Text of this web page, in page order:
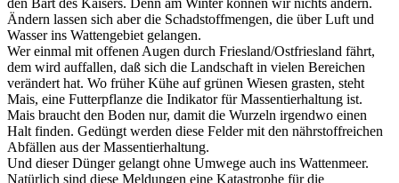
den Bart des Kaisers. Denn am Winter können wir nichts ändern.
Ändern lassen sich aber die Schadstoffmengen, die über Luft und
Wasser ins Wattengebiet gelangen.
Wer einmal mit offenen Augen durch Friesland/Ostfriesland fährt,
dem wird auffallen, daß sich die Landschaft in vielen Bereichen
verändert hat. Wo früher Kühe auf grünen Wiesen grasten, steht
Mais, eine Futterpflanze die Indikator für Massentierhaltung ist.
Mais braucht den Boden nur, damit die Wurzeln irgendwo einen
Halt finden. Gedüngt werden diese Felder mit den nährstoffreichen
Abfällen aus der Massentierhaltung.
Und dieser Dünger gelangt ohne Umwege auch ins Wattenmeer.
Natürlich sind diese Meldungen eine Katastrophe für die